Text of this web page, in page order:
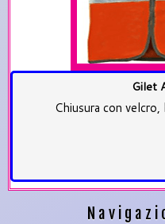
Gilet
Chiusura con